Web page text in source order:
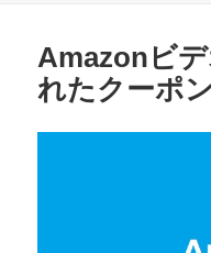
Amazonビ
れたクーポ